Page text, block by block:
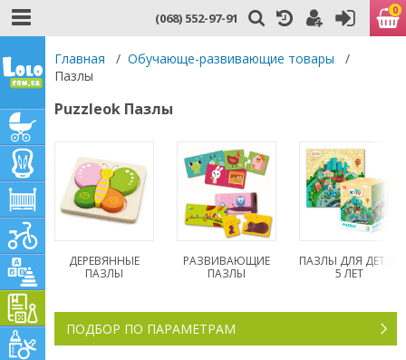
(068) 552-97-91 0
Главная / Обучающе-развивающие товары
/
Пазлы
Puzzleok Пазлы
ДЕРЕВЯННЫЕ
ПАЗЛЫ
РАЗВИВАЮЩИЕ
ПАЗЛЫ
ПАЗЛЫ ДЛЯ ДЕТЕЙ
5 ЛЕТ
ПОДБОР ПО ПАРАМЕТРАМ